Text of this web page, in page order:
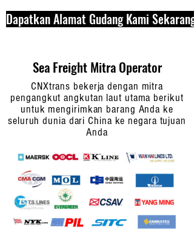
Dapatkan Alamat Gudang Kami Sekarang
Sea Freight Mitra Operator
CNXtrans bekerja dengan mitra
pengangkut angkutan laut utama berikut
untuk mengirimkan barang Anda ke
seluruh dunia dari China ke negara tujuan
Anda